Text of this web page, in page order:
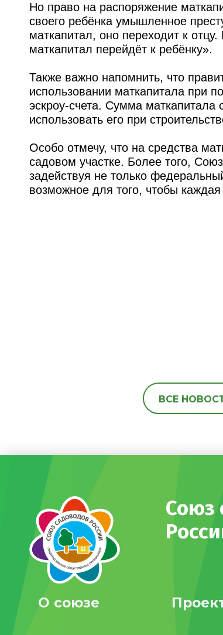
Но право на распоряжение
своего ребёнка умышленное
маткапитал, оно переходит к
маткапитал перейдёт к ребёнку».
Также важно напомнить, что
использовании маткапитала при
эскроу-счета. Сумма
использовать его при
Особо отмечу, что на средства
садовом участке. Более того,
задействуя не только
возможное для того, чтобы
ВСЕ
Союз
О союзе